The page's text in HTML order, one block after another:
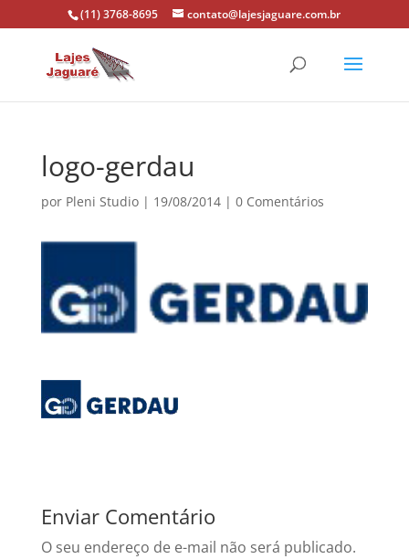
(11) 3768-8695 contato@lajesjaguare.com.br
logo-gerdau
por Pleni Studio| 19/08/2014| 0 Comentários
Enviar Comentário
O seu endereço de e-mail não será publicado.